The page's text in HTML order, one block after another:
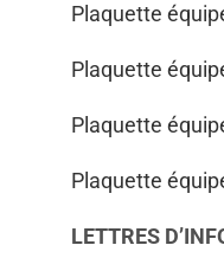
Plaquette
Plaquette
Plaquette
Plaquette
LETTRES